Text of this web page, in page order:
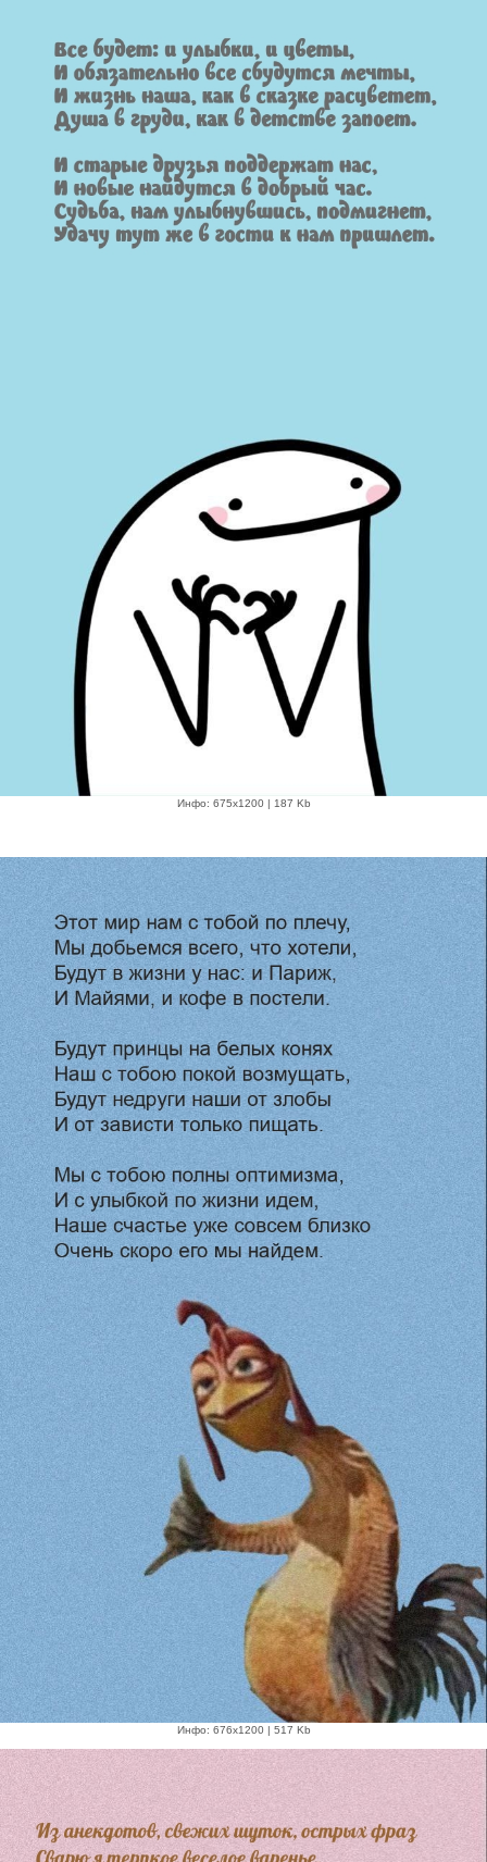
Инфо: 675х1200 | 187 Kb
Инфо: 676х1200 | 517 Kb